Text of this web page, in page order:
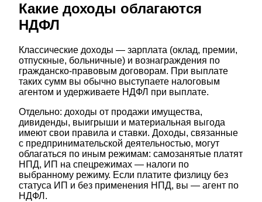
Какие доходы облагаются
НДФЛ
Классические доходы — зарплата (оклад, премии,
отпускные, больничные) и вознаграждения по
гражданско-правовым договорам. При выплате
таких сумм вы обычно выступаете налоговым
агентом и удерживаете НДФЛ при выплате.
Отдельно: доходы от продажи имущества,
дивиденды, выигрыши и материальная выгода
имеют свои правила и ставки. Доходы, связанные
с предпринимательской деятельностью, могут
облагаться по иным режимам: самозанятые платят
НПД, ИП на спецрежимах — налоги по
выбранному режиму. Если платите физлицу без
статуса ИП и без применения НПД, вы — агент по
НДФЛ.